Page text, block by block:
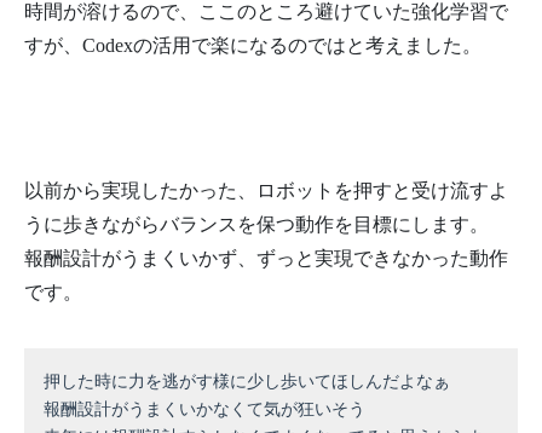
時間が溶けるので、ここのところ避けていた強化学習で
すが、Codexの活用で楽になるのではと考えました。
以前から実現したかった、ロボットを押すと受け流すよ
うに歩きながらバランスを保つ動作を目標にします。
報酬設計がうまくいかず、ずっと実現できなかった動作
です。
押した時に力を逃がす様に少し歩いてほしんだよなぁ
報酬設計がうまくいかなくて気が狂いそう